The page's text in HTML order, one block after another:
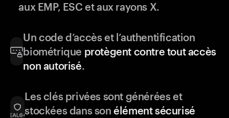
aux EMP, ESC et aux rayons X.
Un code d’accès et l’authentification
biométrique protègent contre tout accès
non autorisé.
Les clés privées sont générées et
stockées dans sonélément sécurisé